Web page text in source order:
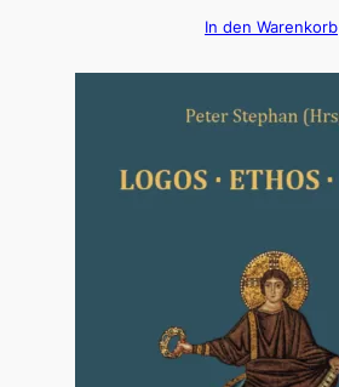
In den Warenkorb